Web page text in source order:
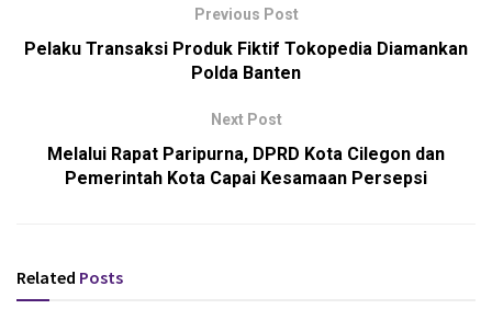
Previous Post
Pelaku Transaksi Produk Fiktif Tokopedia Diamankan
Polda Banten
Next Post
Melalui Rapat Paripurna, DPRD Kota Cilegon dan
Pemerintah Kota Capai Kesamaan Persepsi
Related Posts